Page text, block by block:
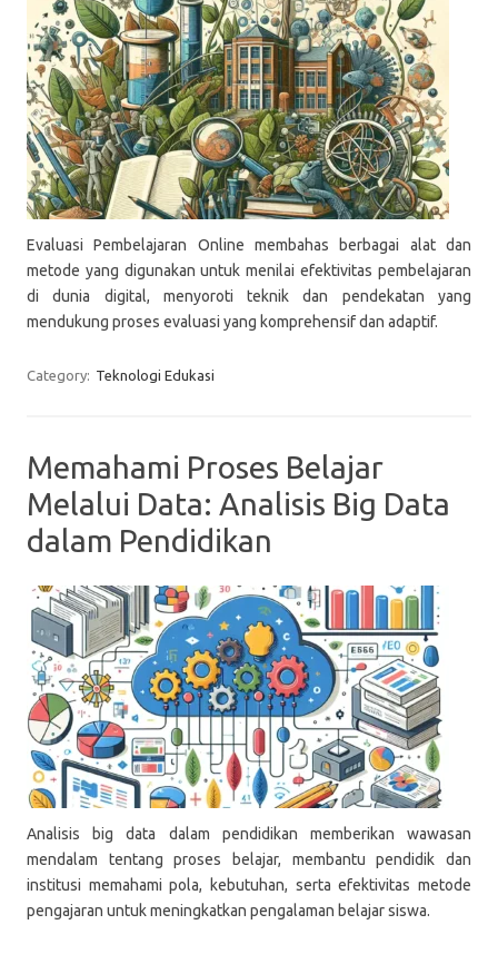
Evaluasi Pembelajaran Online membahas berbagai alat dan
metode yang digunakan untuk menilai efektivitas pembelajaran
di dunia digital, menyoroti teknik dan pendekatan yang
mendukung proses evaluasi yang komprehensif dan adaptif.
Category: Teknologi Edukasi
Memahami Proses Belajar
Melalui Data: Analisis Big Data
dalam Pendidikan
Analisis big data dalam pendidikan memberikan wawasan
mendalam tentang proses belajar, membantu pendidik dan
institusi memahami pola, kebutuhan, serta efektivitas metode
pengajaran untuk meningkatkan pengalaman belajar siswa.